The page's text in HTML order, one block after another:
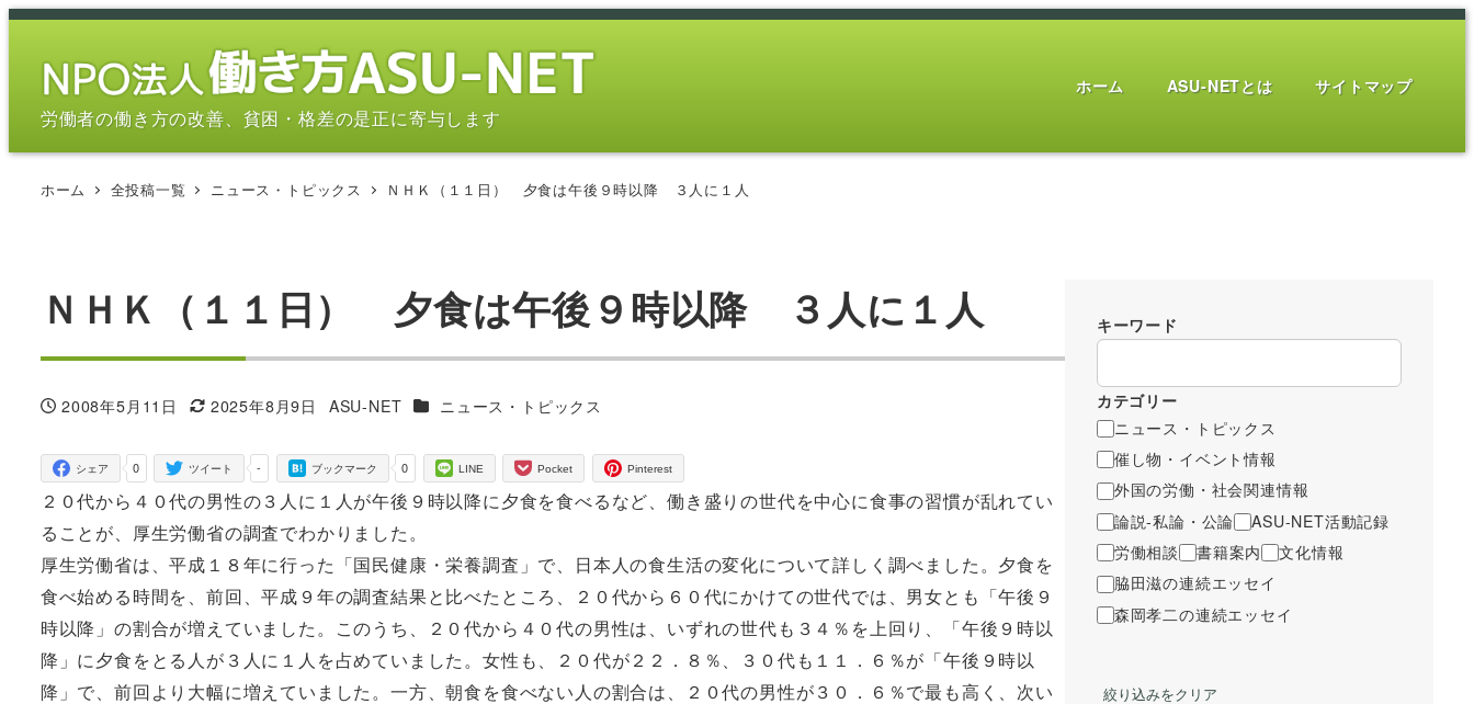
メ
労働者の働き方の改善、貧困・格差の是正に寄与します
ホーム ASU-NETとは サイトマップ
ホーム 全投稿一覧 ニュース・トピックス ＮＨＫ（１１日） 夕食は午後９時以降 ３人に１人
ＮＨＫ（１１日） 夕食は午後９時以降 ３人に１人
投稿日
2008年5月11日
更新日
2025年8月9日
著
ASU-NET カテゴリー
ニュース・トピックス
0
シェア -
ツイート 0
ブックマーク LINE Pocket Pinterest
２０代から４０代の男性の３人に１人が午後９時以降に夕食を食べるなど、働き盛りの世代を中心に食事の習慣が乱れてい
ることが、厚生労働省の調査でわかりました。
厚生労働省は、平成１８年に行った「国民健康・栄養調査」で、日本人の食生活の変化について詳しく調べました。夕食を
食べ始める時間を、前回、平成９年の調査結果と比べたところ、２０代から６０代にかけての世代では、男女とも「午後９
時以降」の割合が増えていました。このうち、２０代から４０代の男性は、いずれの世代も３４％を上回り、「午後９時以
降」に夕食をとる人が３人に１人を占めていました。女性も、２０代が２２．８％、３０代も１１．６％が「午後９時以
降」で、前回より大幅に増えていました。一方、朝食を食べない人の割合は、２０代の男性が３０．６％で最も高く、次い
キーワード
カテゴリー
ニュース・トピックス
催し物・イベント情報
外国の労働・社会関連情報
論説-私論・公論
ASU-NET活動記録
労働相談
書籍案内
文化情報
脇田滋の連続エッセイ
森岡孝二の連続エッセイ
絞り込みをクリア